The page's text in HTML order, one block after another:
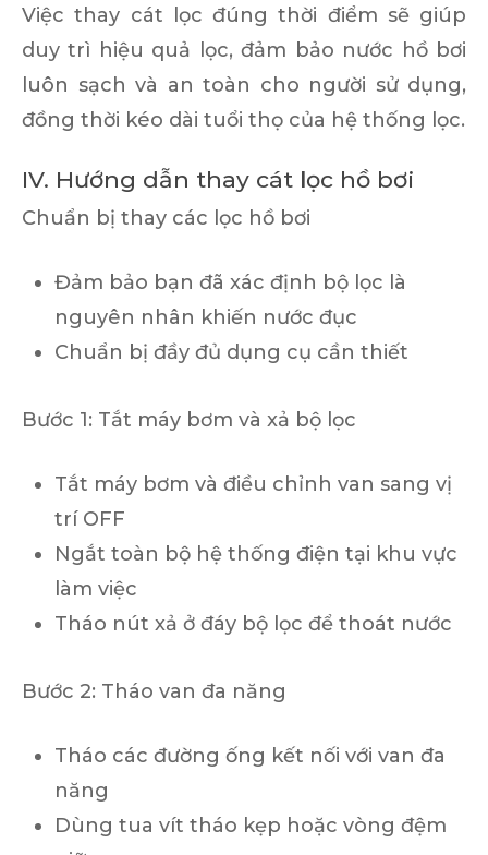
Việc thay cát lọc đúng thời điểm sẽ giúp
duy trì hiệu quả lọc, đảm bảo nước hồ bơi
luôn sạch và an toàn cho người sử dụng,
đồng thời kéo dài tuổi thọ của hệ thống lọc.
IV. Hướng dẫn thay cát lọc hồ bơi
Chuẩn bị thay các lọc hồ bơi
Đảm bảo bạn đã xác định bộ lọc là
nguyên nhân khiến nước đục
Chuẩn bị đầy đủ dụng cụ cần thiết
Bước 1: Tắt máy bơm và xả bộ lọc
Tắt máy bơm và điều chỉnh van sang vị
trí OFF
Ngắt toàn bộ hệ thống điện tại khu vực
làm việc
Tháo nút xả ở đáy bộ lọc để thoát nước
Bước 2: Tháo van đa năng
Tháo các đường ống kết nối với van đa
năng
Dùng tua vít tháo kẹp hoặc vòng đệm